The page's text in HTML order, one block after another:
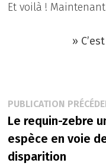
Et voilà !
»
Navigation
de
l’article
PUBLICATION
Le requin-zebre
espèce en voie
disparition